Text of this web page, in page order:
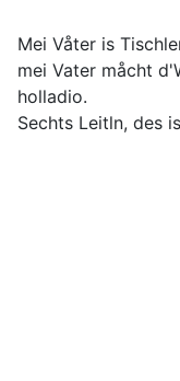
Mei Våter is
mei Vater måcht
holladio.
Sechts Leitln, des